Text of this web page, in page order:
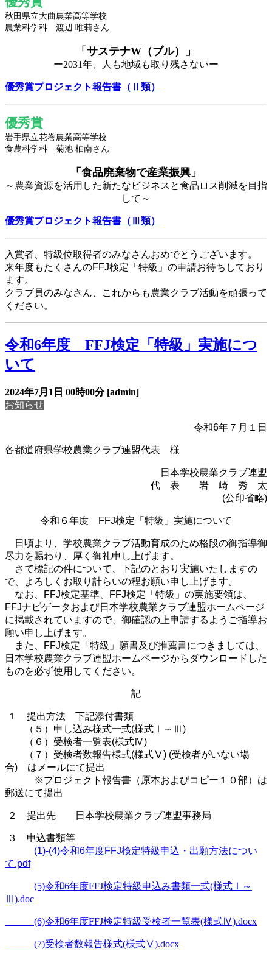
秋田県立大曲農業高等学校
農業科学科 渡辺 唯莉さん
「サステナW（ブル）」
ー2031年、人も地域も取り残さないー
優秀賞プロジェクト報告書（Ⅱ類）
優秀賞
岩手県立花巻農業高等学校
食農科学科 菊池 柚南さん
「食品廃棄物で産業振興」
～農業資源を活用した新たなビジネスと食品ロス削減を目指
して～
優秀賞プロジェクト報告書（Ⅲ類）
入賞者、特級位取得者のみなさんおめでとうございます。
来年度もたくさんのFFJ検定「特級」の申請お待ちしており
ます。
クラブ員のみなさん、これからも農業クラブ活動を頑張って
ください。
令和6年度 FFJ検定「特級」実施につ
いて
2024年7月1日 00時00分 [admin]
お知らせ
令和6年７月１日
各都道府県学校農業クラブ連盟代表 様
日本学校農業クラブ連盟
代 表 岩 崎 秀 太
(公印省略)
令和６年度 FFJ検定「特級」実施について
日頃より、学校農業クラブ活動育成のため格段の御指導御
尽力を賜わり、厚く御礼申し上げます。
さて標記の件について、下記のとおり実施いたしますの
で、よろしくお取り計らいの程お願い申し上げます。
なお、
FFJ検定基準、 FFJ検定「特級」の実施要領は、
FFJナビゲータおよび日本学校農業クラブ連盟ホームページ
に掲載されていますので、御確認の上申請するようご指導お
願い申し上げます。
また、
FFJ検定「特級」願書及び推薦書につきましては、
日本学校農業クラブ連盟ホームページからダウンロードした
ものを必ず使用してください。
記
１ 提出方法 下記添付書類
（５）申し込み様式一式(様式Ⅰ～Ⅲ)
（６）受検者一覧表(様式Ⅳ)
（７）受検者数報告様式(様式Ⅴ) (受検者がいない場
合) はメールにて提出
※プロジェクト報告書（原本およびコピー１０部）は
郵送にて提出
２ 提出先 日本学校農業クラブ連盟事務局
３ 申込書類等
(1)-(4)令和6年度FFJ検定特級申込・出願方法につい
て.pdf
(5)令和6年度FFJ検定特級申込み書類一式(様式Ⅰ～
Ⅲ).doc
(6)令和6年度FFJ検定特級受検者一覧表(様式Ⅳ).docx
(7)受検者数報告様式(様式Ⅴ).docx